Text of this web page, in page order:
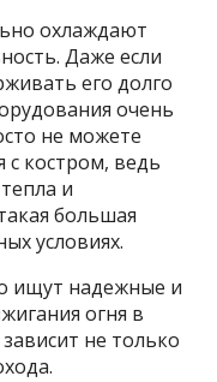
охлаждают
Даже если
его долго
очень
не можете
с костром, ведь
и
большая
условиях.
ищут надежные и
огня в
не только